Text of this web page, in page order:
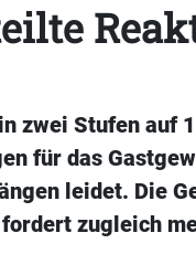
zwei Stufen auf
für das
leidet. Die
zugleich